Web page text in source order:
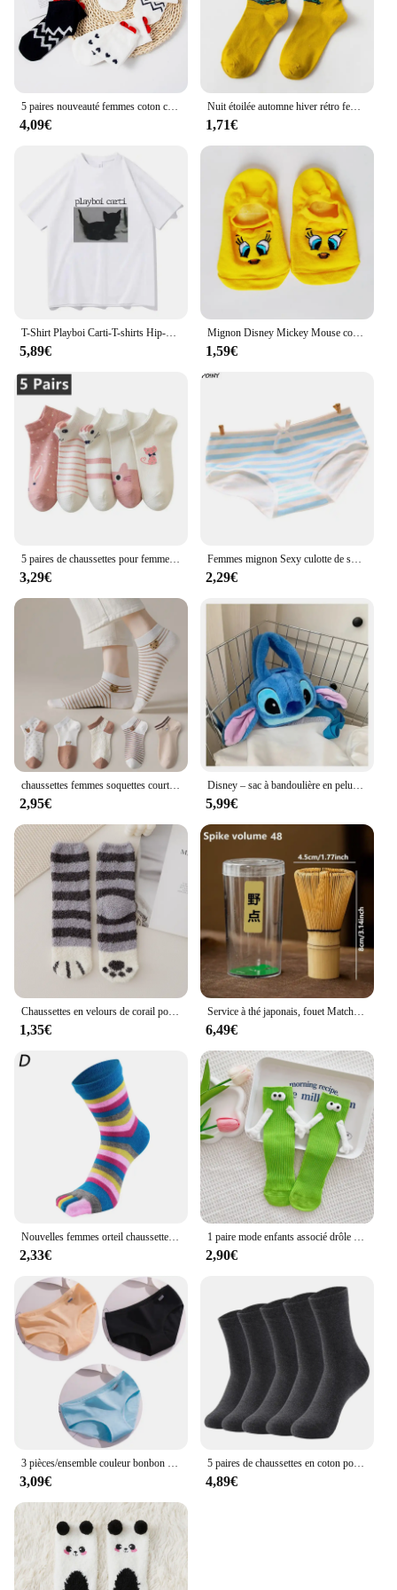
5 paires nouveauté femmes coton chaussettes rose mignon chat cheville chaussettes courtes femmes chaussettes décontracté Animal oreille rouge coeur Gril chaussettes 35-40
4,09€
Nuit étoilée automne hiver rétro femmes personnalité Art Van Gogh Mural mondialement célèbre peinture mâle chaussettes huile drôle heureux hommes chaussettes
1,71€
5,89€
Mignon Disney Mickey Mouse court femmes chaussettes 25 Style été Minnie point coton fille bateau chaussettes basse cheville femmes chaussettes
1,59€
3,29€
Femmes mignon Sexy culotte de sous-vêtements rayures marine nœud papillon Tanga belles femmes culottes coton slips
2,29€
2,95€ 5,99€
1,35€
Service à thé japonais, fouet Matcha (Chasen), cuillère et cuillère à thé (Chashaku), accessoires en bambou
6,49€
Nouvelles femmes orteil chaussettes drôle cinq doigts chaussettes coloré rayé imprimé arc-en-ciel coton respirant femmes chaussettes courtes
2,33€
1 paire mode enfants associé drôle mignon poupée chaussettes blanches femme Kawaii moyen Tube tuyau chaussettes magnétiques avec mains noir blanc couleur
2,90€
3 pièces/ensemble couleur bonbon sous-vêtements femmes confortables culottes en coton de haute qualité taille moyenne sous-vêtements respirants slips grande taille
3,09€
5 paires de chaussettes en coton pour femmes, couleur unie, tube moyen, noir et blanc
4,89€